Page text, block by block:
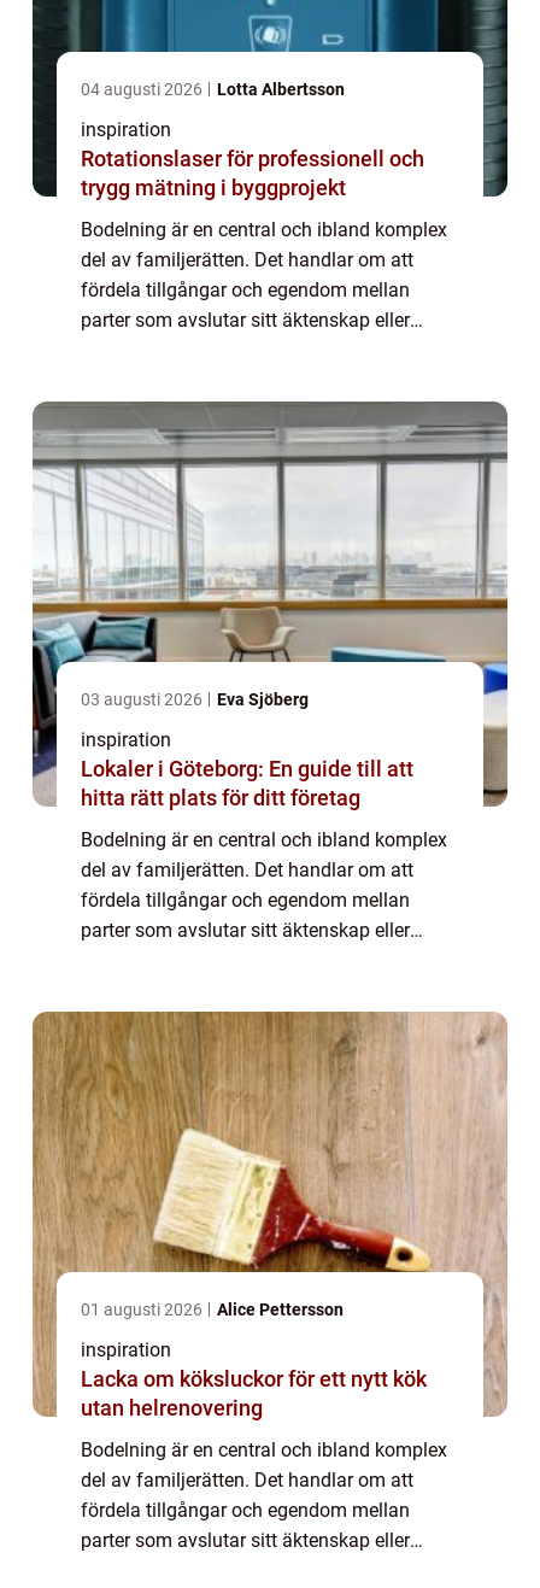
04 augusti 2026 Lotta Albertsson
inspiration
Rotationslaser för professionell och
trygg mätning i byggprojekt
Bodelning är en central och ibland komplex
del av familjerätten. Det handlar om att
fördela tillgångar och egendom mellan
parter som avslutar sitt äktenskap eller
03 augusti 2026 Eva Sjöberg
inspiration
Lokaler i Göteborg: En guide till att
hitta rätt plats för ditt företag
Bodelning är en central och ibland komplex
del av familjerätten. Det handlar om att
fördela tillgångar och egendom mellan
parter som avslutar sitt äktenskap eller
01 augusti 2026 Alice Pettersson
inspiration
Lacka om köksluckor för ett nytt kök
utan helrenovering
Bodelning är en central och ibland komplex
del av familjerätten. Det handlar om att
fördela tillgångar och egendom mellan
parter som avslutar sitt äktenskap eller